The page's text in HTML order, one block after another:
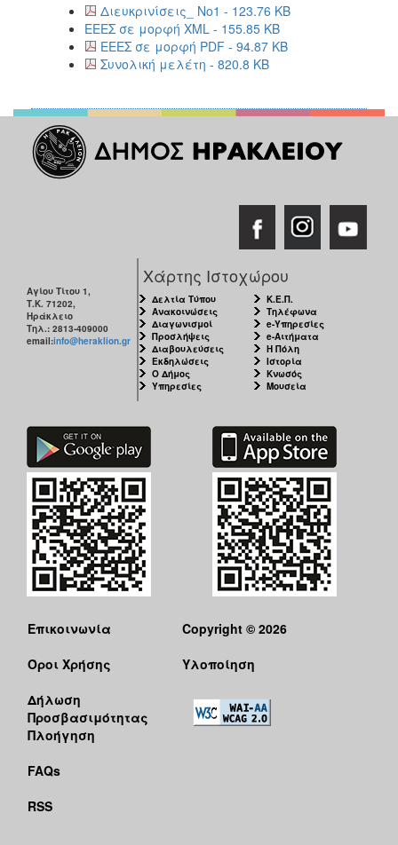
Διευκρινίσεις_ Νο1 - 123.76 KB
ΕΕΕΣ σε μορφή XML - 155.85 KB
ΕΕΕΣ σε μορφή PDF - 94.87 KB
Συνολική μελέτη - 820.8 KB
Αγίου Τίτου 1,
Τ.Κ. 71202,
Ηράκλειο
Τηλ.: 2813-409000
email:info@heraklion.gr
Χάρτης Ιστοχώρου
Δελτία Τύπου
Ανακοινώσεις
Διαγωνισμοί
Προσλήψεις
Διαβουλεύσεις
Εκδηλώσεις
Ο Δήμος
Υπηρεσίες
Κ.Ε.Π.
Τηλέφωνα
e-Υπηρεσίες
e-Αιτήματα
Η Πόλη
Ιστορία
Κνωσός
Μουσεία
Επικοινωνία
Όροι Χρήσης
Δήλωση
Προσβασιμότητας
Πλοήγηση
FAQs
RSS
Copyright © 2026
Υλοποίηση